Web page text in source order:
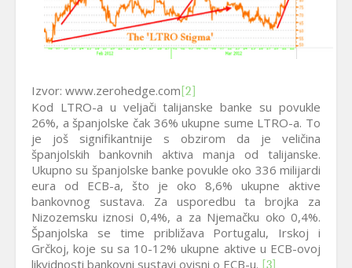
Izvor: www.zerohedge.com [2]
Kod LTRO-a u veljači talijanske banke su povukle
26%, a španjolske čak 36% ukupne sume LTRO-a. To
je još signifikantnije s obzirom da je veličina
španjolskih bankovnih aktiva manja od talijanske.
Ukupno su španjolske banke povukle oko 336 milijardi
eura od ECB-a, što je oko 8,6% ukupne aktive
bankovnog sustava. Za usporedbu ta brojka za
Nizozemsku iznosi 0,4%, a za Njemačku oko 0,4%.
Španjolska se time približava Portugalu, Irskoj i
Grčkoj, koje su sa 10-12% ukupne aktive u ECB-ovoj
likvidnosti bankovni sustavi ovisni o ECB-u. [3]